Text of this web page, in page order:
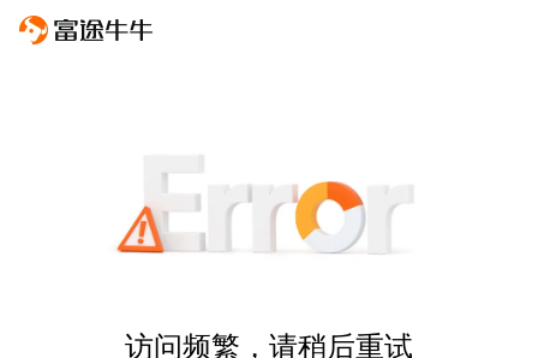
访问频繁，请稍后重试